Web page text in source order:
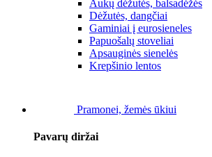
Aukų dėžutės, balsadėžės
Dėžutės, dangčiai
Gaminiai į eurosieneles
Papuošalų stoveliai
Apsauginės sienelės
Krepšinio lentos
Pramonei, žemės ūkiui
Pavarų diržai